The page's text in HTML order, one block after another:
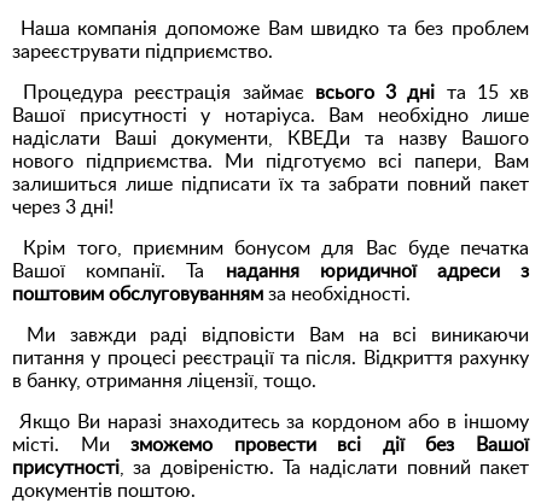
Наша компанія допоможе Вам швидко та без проблем
зареєструвати підприємство.
Процедура реєстрація займає всього 3 дні та 15 хв
Вашої присутності у нотаріуса. Вам необхідно лише
надіслати Ваші документи, КВЕДи та назву Вашого
нового підприємства. Ми підготуємо всі папери, Вам
залишиться лише підписати їх та забрати повний пакет
через 3 дні!
Крім того, приємним бонусом для Вас буде печатка
Вашої компанії. Та надання юридичної адреси з
поштовим обслуговуванням за необхідності.
Ми завжди раді відповісти Вам на всі виникаючи
питання у процесі реєстрації та після. Відкриття рахунку
в банку, отримання ліцензії, тощо.
Якщо Ви наразі знаходитесь за кордоном або в іншому
місті. Ми зможемо провести всі дії без Вашої
присутності , за довіреністю. Та надіслати повний пакет
документів поштою.